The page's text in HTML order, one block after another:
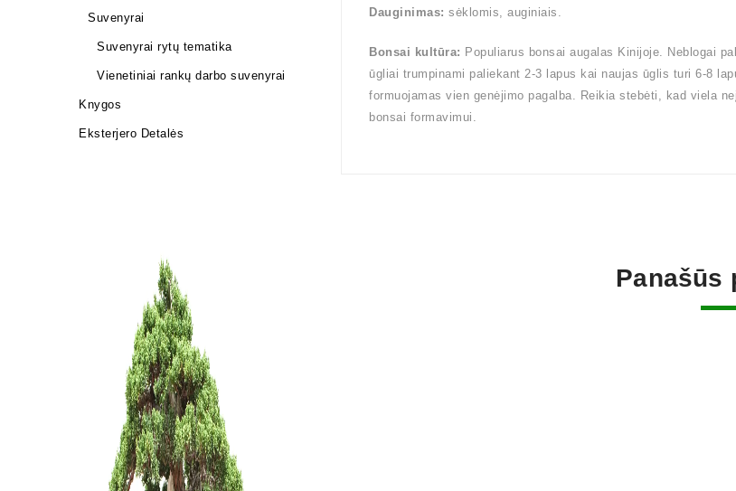
Dauginimas: sėklomis, auginiais.
Bonsai kultūra: Populiarus bonsai augalas Kinijoje. Neblogai
ūgliai trumpinami paliekant 2-3 lapus kai naujas ūglis turi 6-8
formuojamas vien genėjimo pagalba. Reikia stebėti, kad viela
bonsai formavimui.
Panašūs
Suvenyrai
Suvenyrai rytų tematika
Vienetiniai rankų darbo suvenyrai
Knygos
Eksterjero Detalės